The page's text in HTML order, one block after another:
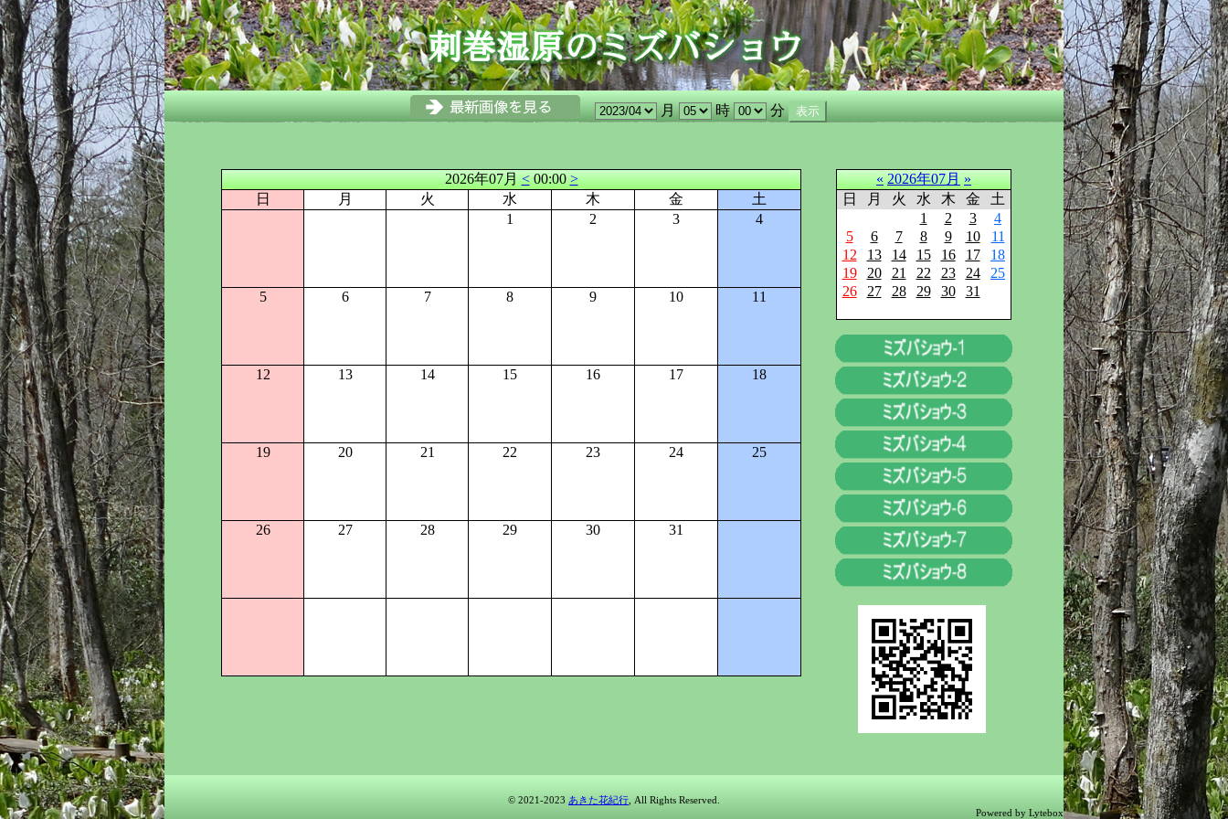
月 時 分
2026年07月<00:00>
日
月 火 水 木 金
土
1
2 3 4
5 6 7 8 9 10 11
12 13 14 15 16 17 18
19 20 21 22 23 24 25
26 27 28 29 30 31
« 2026年07月 »
日
月 火 水 木 金
土
1
2 3
4
5
6 7 8 9 10
11
12
13 14 15 16 17
18
19
20 21 22 23 24
25
26
27 28 29 30 31
© 2021-2023 あきた花紀行 , All Rights Reserved.
Powered by Lytebox